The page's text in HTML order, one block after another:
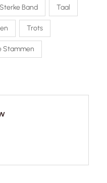
Sterke Band Taal
Trots
Stammen